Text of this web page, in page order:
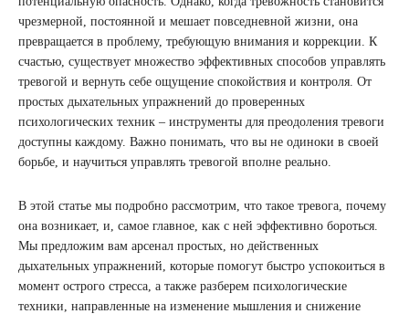
чрезмерной, постоянной и мешает повседневной жизни, она
превращается в проблему, требующую внимания и коррекции. К
счастью, существует множество эффективных способов управлять
тревогой и вернуть себе ощущение спокойствия и контроля. От
простых дыхательных упражнений до проверенных
психологических техник – инструменты для преодоления тревоги
доступны каждому. Важно понимать, что вы не одиноки в своей
борьбе, и научиться управлять тревогой вполне реально.
В этой статье мы подробно рассмотрим, что такое тревога, почему
она возникает, и, самое главное, как с ней эффективно бороться.
Мы предложим вам арсенал простых, но действенных
дыхательных упражнений, которые помогут быстро успокоиться в
момент острого стресса, а также разберем психологические
техники, направленные на изменение мышления и снижение